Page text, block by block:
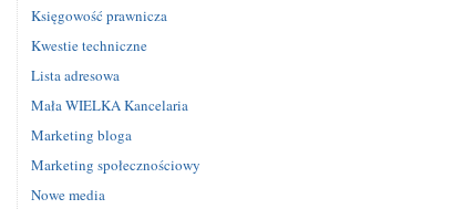
Księgowość prawnicza
Kwestie techniczne
Lista adresowa
Mała WIELKA Kancelaria
Marketing bloga
Marketing społecznościowy
Nowe media